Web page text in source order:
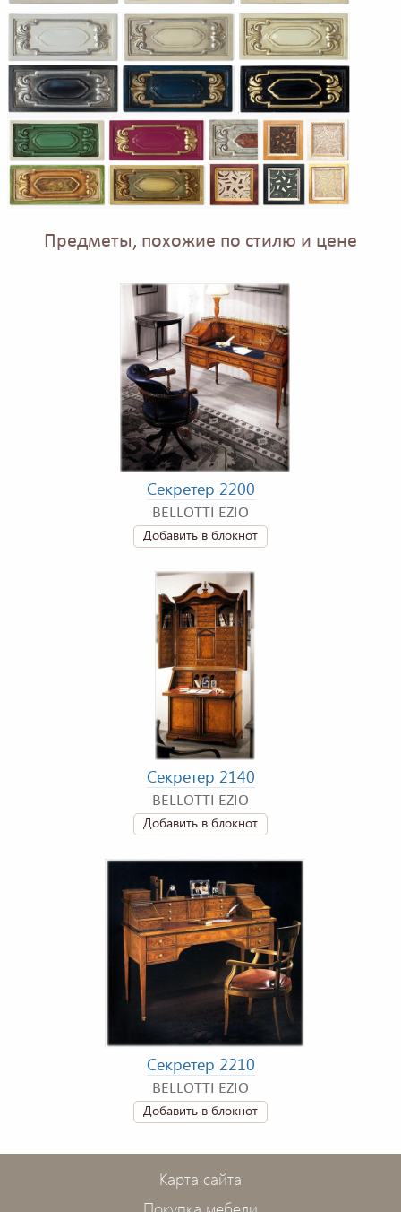
Предметы, похожие по стилю и цене
Секретер 2200
BELLOTTI EZIO
Добавить в блокнот
Секретер 2140
BELLOTTI EZIO
Добавить в блокнот
Секретер 2210
BELLOTTI EZIO
Добавить в блокнот
Карта сайта